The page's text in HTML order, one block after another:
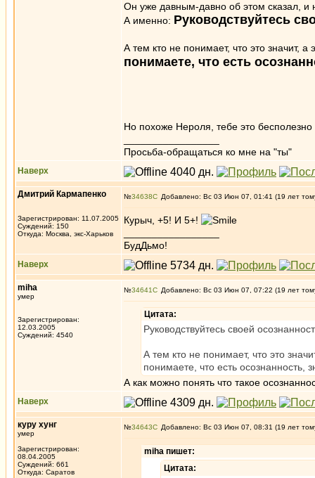
Он уже давным-давно об этом сказал, и
А именно: Руководствуйтесь
А тем кто не понимает, что это значит,
понимаете, что есть
Но похоже Нероля, тебе это бесполезно
Просьба-обращаться ко мне на "ты"
Наверх
Дмитрий Кармапенко
Зарегистрирован: 11.07.2005
Суждений: 150
Откуда: Москва, экс-Харьков
№34638 Добавлено: Вс 03 Июн 07, 01:41 (19 лет
Курыч, +5! И 5+!
БудДьмо!
Наверх
miha
умер
Зарегистрирован:
12.03.2005
Суждений: 4540
№34641 Добавлено: Вс 03 Июн 07, 07:22 (19 лет
Цитата:
Руководствуйтесь своей
А тем кто не понимает, что это
понимаете, что есть осознанность,
А как можно понять что такое
Наверх
куру хунг
умер
Зарегистрирован:
08.04.2005
Суждений: 661
Откуда: Саратов
№34643 Добавлено: Вс 03 Июн 07, 08:31 (19 лет
miha пишет:
Цитата: